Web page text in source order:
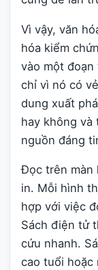
Vì vậy, văn
hóa kiểm
vào một
chỉ vì nó có
dung xuất
hay không
nguồn đáng
Đọc trên màn
in. Mỗi hình
hợp với việc
Sách điện tử
cứu nhanh.
cao tuổi hoặc